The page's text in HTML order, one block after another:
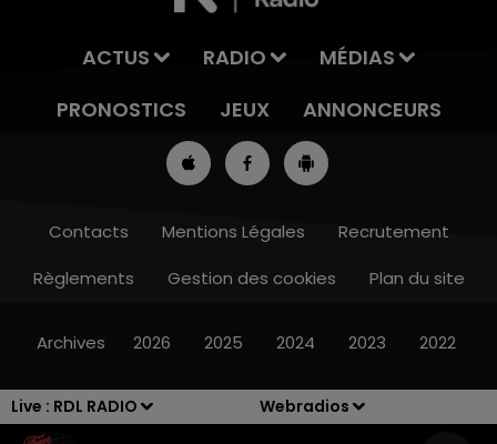
Live : RDL RADIO
Webradios
13h00 - 16h00
ACTUS RADIO
MÉDIAS
PRONOSTICS
JEUX ANNONCEURS
Contacts Mentions Légales
Recrutement
Règlements
Gestion des cookies Plan du site
Archives 2026 2025 2024 2023 2022